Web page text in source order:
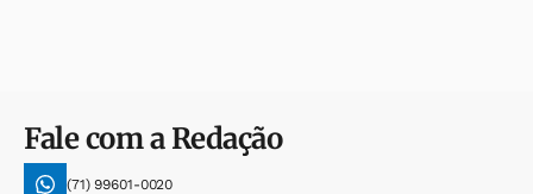
Fale com a Redação
(71) 99601-0020